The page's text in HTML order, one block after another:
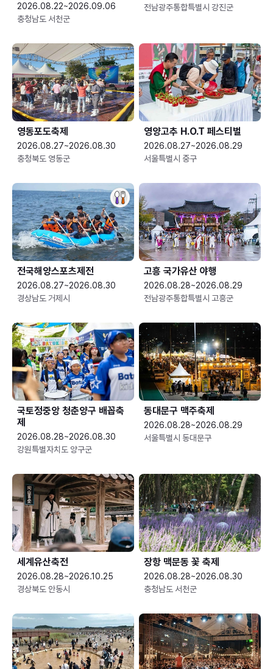
2026.08.22~2026.09.06
충청남도 서천군
전남광주통합특별시 강진군
영동포도축제
2026.08.27~2026.08.30
충청북도 영동군
영양고추 H.O.T 페스티벌
2026.08.27~2026.08.29
서울특별시 중구
전국해양스포츠제전
2026.08.27~2026.08.30
경상남도 거제시
고흥 국가유산 야행
2026.08.28~2026.08.29
전남광주통합특별시 고흥군
국토정중앙 청춘양구 배꼽축
제
2026.08.28~2026.08.30
강원특별자치도 양구군
동대문구 맥주축제
2026.08.28~2026.08.29
서울특별시 동대문구
세계유산축전
2026.08.28~2026.10.25
경상북도 안동시
장항 맥문동 꽃 축제
2026.08.28~2026.08.30
충청남도 서천군